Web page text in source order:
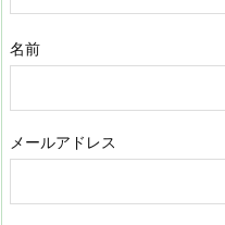
名前
メールアドレス